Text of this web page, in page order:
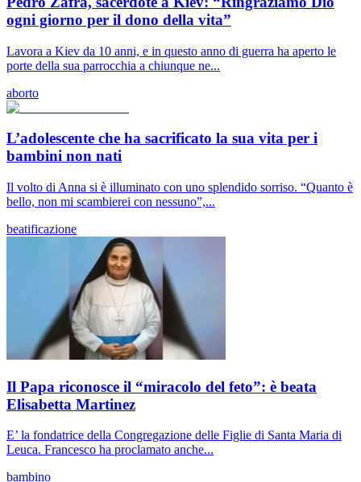
ogni giorno per il dono della vita”
Lavora a Kiev da 10 anni, e in questo anno di guerra ha aperto le
porte della sua parrocchia a chiunque ne...
aborto
L’adolescente che ha sacrificato la sua vita per i
bambini non nati
Il volto di Anna si è illuminato con uno splendido sorriso. “Quanto è
bello, non mi scambierei con nessuno”,...
beatificazione
Il Papa riconosce il “miracolo del feto”: è beata
Elisabetta Martinez
E’ la fondatrice della Congregazione delle Figlie di Santa Maria di
Leuca. Francesco ha proclamato anche...
bambino